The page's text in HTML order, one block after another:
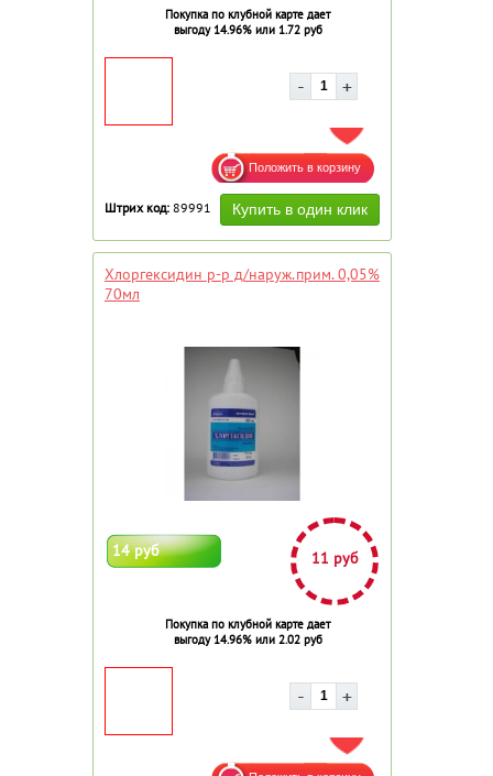
Покупка по клубной карте дает
выгоду 14.96% или 1.72 руб
ДОБАВИТЬ В ИЗБРАННОЕ
Штрих код: 89991
Хлоргексидин р-р д/наруж.прим. 0,05%
70мл
14 руб 11 руб
Покупка по клубной карте дает
выгоду 14.96% или 2.02 руб
ДОБАВИТЬ В ИЗБРАННОЕ